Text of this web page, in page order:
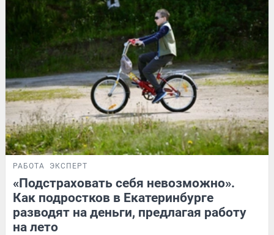
РАБОТА ЭКСПЕРТ
«Подстраховать себя невозможно».
Как подростков в Екатеринбурге
разводят на деньги, предлагая работу
на лето